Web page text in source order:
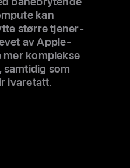
kan
større tjener­
av Apple-
mer kom­plekse
sam­tidig som
ivaretatt.